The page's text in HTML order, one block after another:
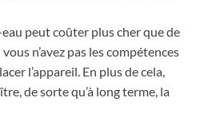
peut coûter plus cher que de
n’avez pas les compétences
l’appareil. En plus de cela,
de sorte qu’à long terme, la